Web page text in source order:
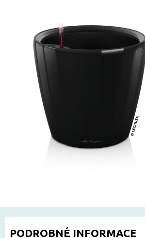
PODROBNÉ INFORMACE